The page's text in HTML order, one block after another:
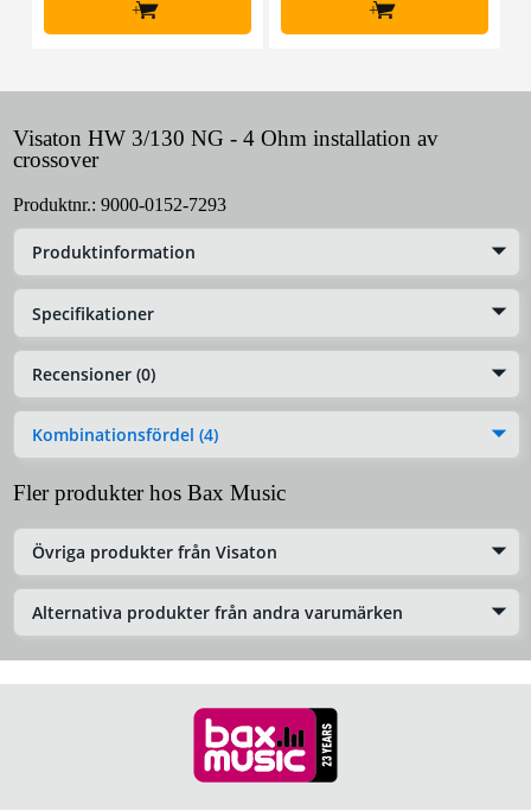
+ +
Visaton HW 3/130 NG - 4 Ohm installation av
crossover
Produktnr.: 9000-0152-7293
Produktinformation
Specifikationer
Recensioner (0)
Kombinationsfördel (4)
Fler produkter hos Bax Music
Övriga produkter från Visaton
Alternativa produkter från andra varumärken